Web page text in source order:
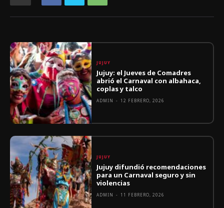
JUJUY
Jujuy: el Jueves de Comadres
abrió el Carnaval con albahaca,
coplas y talco
ADMIN - 12 FEBRERO, 2026
JUJUY
Jujuy difundió recomendaciones
para un Carnaval seguro y sin
violencias
ADMIN - 11 FEBRERO, 2026